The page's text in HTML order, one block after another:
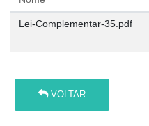
Lei-Complementar-35.pdf
VOLTAR